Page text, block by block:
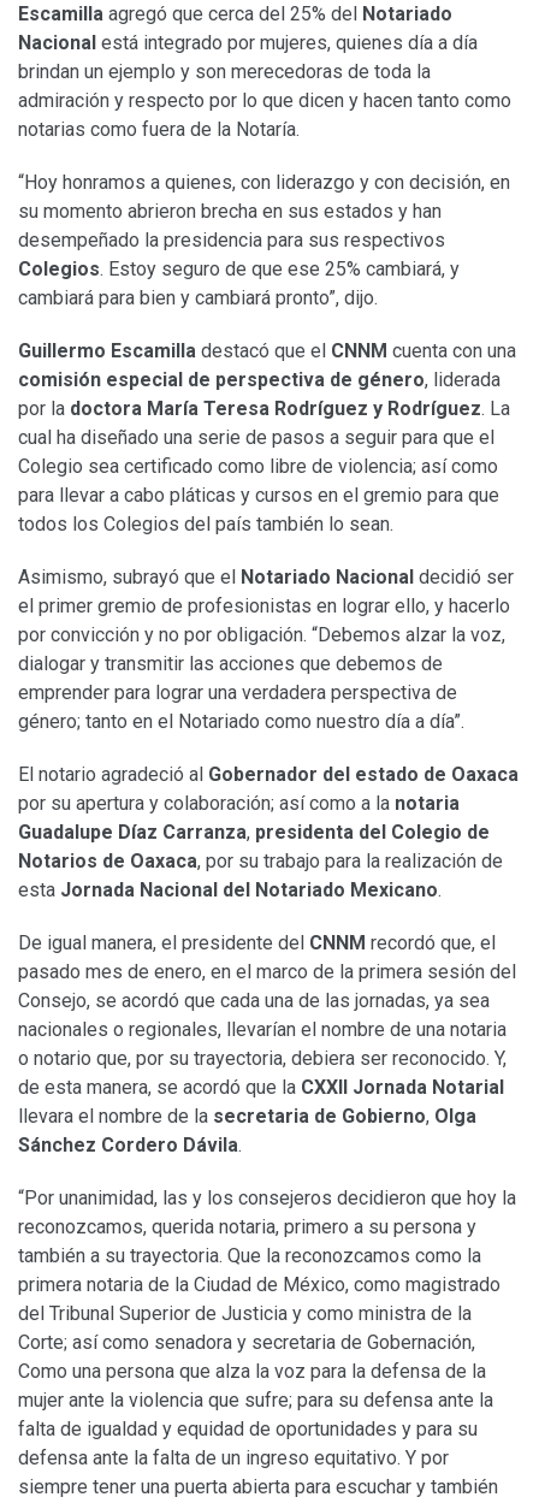
Escamilla agregó que cerca del 25% del Notariado
Nacional está integrado por mujeres, quienes día a día
brindan un ejemplo y son merecedoras de toda la
admiración y respecto por lo que dicen y hacen tanto como
notarias como fuera de la Notaría.
“Hoy honramos a quienes, con liderazgo y con decisión, en
su momento abrieron brecha en sus estados y han
desempeñado la presidencia para sus respectivos
Colegios. Estoy seguro de que ese 25% cambiará, y
cambiará para bien y cambiará pronto”, dijo.
Guillermo Escamilla destacó que el CNNM cuenta con una
comisión especial de perspectiva de género, liderada
por la doctora María Teresa Rodríguez y Rodríguez. La
cual ha diseñado una serie de pasos a seguir para que el
Colegio sea certificado como libre de violencia; así como
para llevar a cabo pláticas y cursos en el gremio para que
todos los Colegios del país también lo sean.
Asimismo, subrayó que el Notariado Nacional decidió ser
el primer gremio de profesionistas en lograr ello, y hacerlo
por convicción y no por obligación. “Debemos alzar la voz,
dialogar y transmitir las acciones que debemos de
emprender para lograr una verdadera perspectiva de
género; tanto en el Notariado como nuestro día a día”.
El notario agradeció al Gobernador del estado de Oaxaca
por su apertura y colaboración; así como a la notaria
Guadalupe Díaz Carranza, presidenta del Colegio de
Notarios de Oaxaca, por su trabajo para la realización de
esta Jornada Nacional del Notariado Mexicano.
De igual manera, el presidente del CNNM recordó que, el
pasado mes de enero, en el marco de la primera sesión del
Consejo, se acordó que cada una de las jornadas, ya sea
nacionales o regionales, llevarían el nombre de una notaria
o notario que, por su trayectoria, debiera ser reconocido. Y,
de esta manera, se acordó que la CXXII Jornada Notarial
llevara el nombre de la secretaria de Gobierno, Olga
Sánchez Cordero Dávila.
“Por unanimidad, las y los consejeros decidieron que hoy la
reconozcamos, querida notaria, primero a su persona y
también a su trayectoria. Que la reconozcamos como la
primera notaria de la Ciudad de México, como magistrado
del Tribunal Superior de Justicia y como ministra de la
Corte; así como senadora y secretaria de Gobernación,
Como una persona que alza la voz para la defensa de la
mujer ante la violencia que sufre; para su defensa ante la
falta de igualdad y equidad de oportunidades y para su
defensa ante la falta de un ingreso equitativo. Y por
siempre tener una puerta abierta para escuchar y también